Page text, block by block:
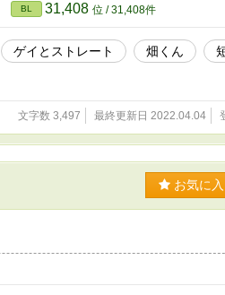
BL 31,408 位 / 31,408件
ゲイとストレート 畑くん
文字数 3,497 最終更新日 2022.04.04
お気に